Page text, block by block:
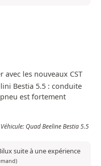
les nouveaux CST
Bestia 5.5 : conduite
est fortement
Quad Beeline Bestia 5.5
suite à une expérience